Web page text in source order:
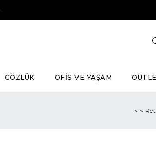
GÖZLÜK OFİS VE YAŞAM
< <